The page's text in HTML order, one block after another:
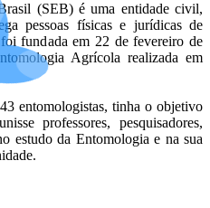
(SEB) é uma entidade civil,
pessoas físicas e jurídicas de
fundada em 22 de fevereiro de
Agrícola realizada em
entomologistas, tinha o objetivo
professores, pesquisadores,
estudo da Entomologia e na sua